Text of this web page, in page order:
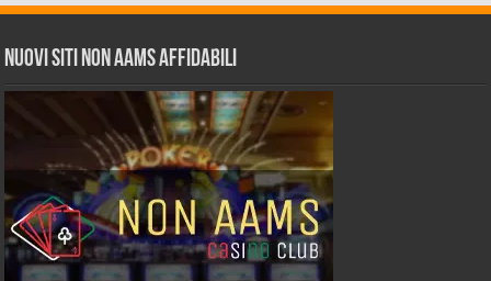
Nuovi siti non AAMS affidabili